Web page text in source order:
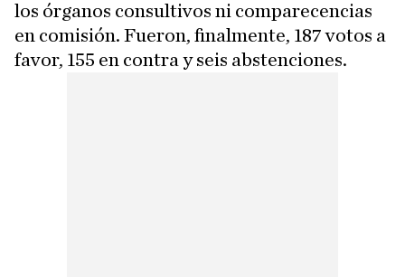
los órganos consultivos ni comparecencias
en comisión. Fueron, finalmente, 187 votos a
favor, 155 en contra y seis abstenciones.